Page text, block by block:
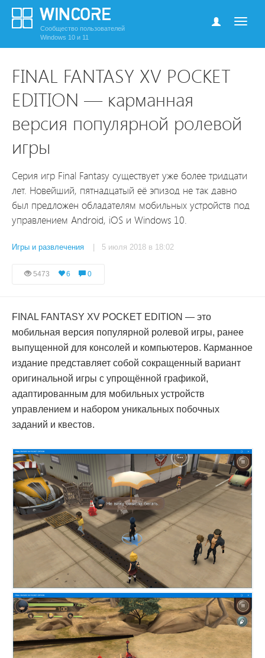
Сообщество пользователей
Windows 10 и 11
FINAL FANTASY XV POCKET
EDITION — карманная
версия популярной ролевой
игры
Серия игр Final Fantasy существует уже более тридцати
лет. Новейший, пятнадцатый её эпизод не так давно
был предложен обладателям мобильных устройств под
управлением Android, iOS и Windows 10.
Игры и развлечения | 5 июля 2018 в 18:02
5473 6 0
FINAL FANTASY XV POCKET EDITION — это
мобильная версия популярной ролевой игры, ранее
выпущенной для консолей и компьютеров. Карманное
издание представляет собой сокращенный вариант
оригинальной игры с упрощённой графикой,
адаптированным для мобильных устройств
управлением и набором уникальных побочных
заданий и квестов.